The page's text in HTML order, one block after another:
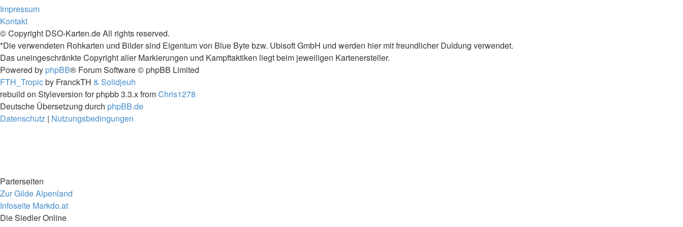
Impressum
Kontakt
© Copyright DSO-Karten.de All rights reserved.
*Die verwendeten Rohkarten und Bilder sind Eigentum von Blue Byte bzw. Ubisoft GmbH und werden hier mit freundlicher Duldung verwendet.
Das uneingeschränkte Copyright aller Markierungen und Kampftaktiken liegt beim jeweiligen Kartenersteller.
Powered by phpBB® Forum Software © phpBB Limited
FTH_Tropicby FranckTH & Solidjeuh
rebuild on Styleversion for phpbb 3.3.x fromChris1278
Deutsche Übersetzung durch phpBB.de
Datenschutz | Nutzungsbedingungen
Parterseiten
Zur Gilde Alpenland
Infoseite Markdo.at
Die Siedler Online